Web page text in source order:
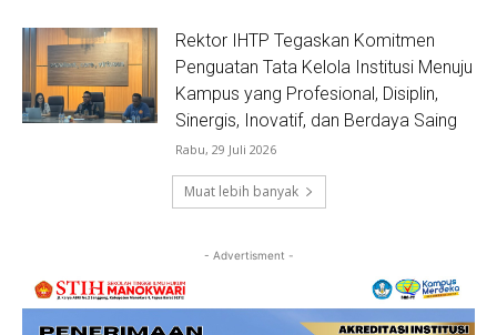
Rektor IHTP Tegaskan Komitmen
Penguatan Tata Kelola Institusi Menuju
Kampus yang Profesional, Disiplin,
Sinergis, Inovatif, dan Berdaya Saing
Rabu, 29 Juli 2026
Muat lebih banyak
- Advertisment -